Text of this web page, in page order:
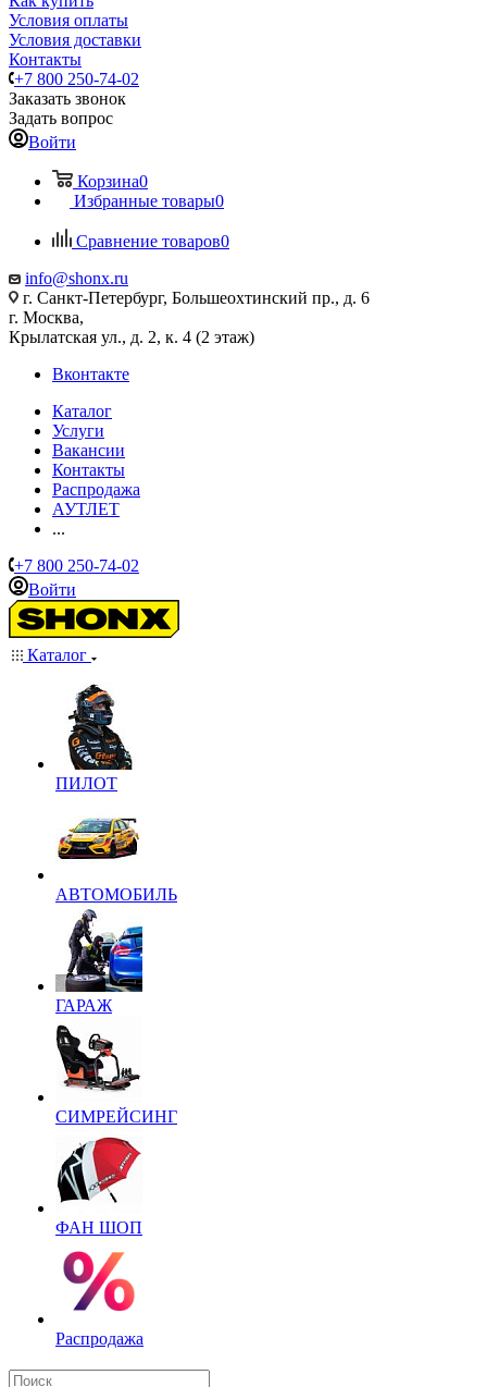
Условия оплаты
Условия доставки
Контакты
+7 800 250-74-02
Заказать звонок
Задать вопрос
Войти
Корзина0
Избранные товары0
Сравнение товаров0
info@shonx.ru
г. Санкт-Петербург, Большеохтинский пр., д. 6
г. Москва,
Крылатская ул., д. 2, к. 4 (2 этаж)
Вконтакте
Каталог
Услуги
Вакансии
Контакты
Распродажа
АУТЛЕТ
...
+7 800 250-74-02
Войти
Каталог
ПИЛОТ
АВТОМОБИЛЬ
ГАРАЖ
СИМРЕЙСИНГ
ФАН ШОП
Распродажа